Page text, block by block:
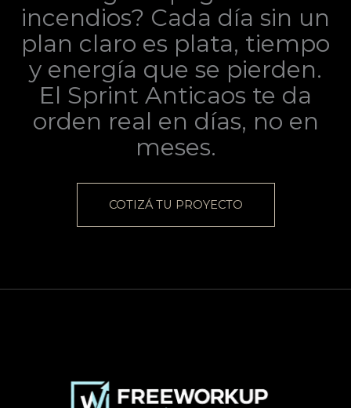
incendios? Cada día sin un
plan claro es plata, tiempo
y energía que se pierden.
El Sprint Anticaos te da
orden real en días, no en
meses.
COTIZÁ TU PROYECTO